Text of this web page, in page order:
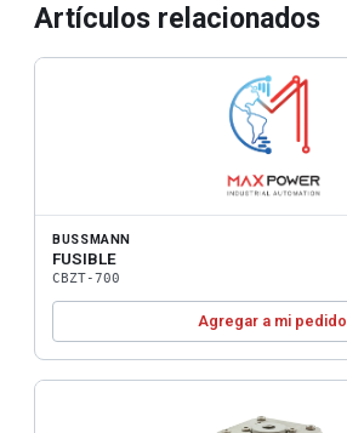
Artículos relacionados
BUSSMANN
FUSIBLE
CBZT-700
Agregar a mi pedido